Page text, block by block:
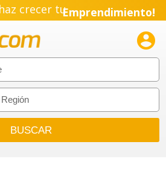
crecer tuEmprendimiento!
